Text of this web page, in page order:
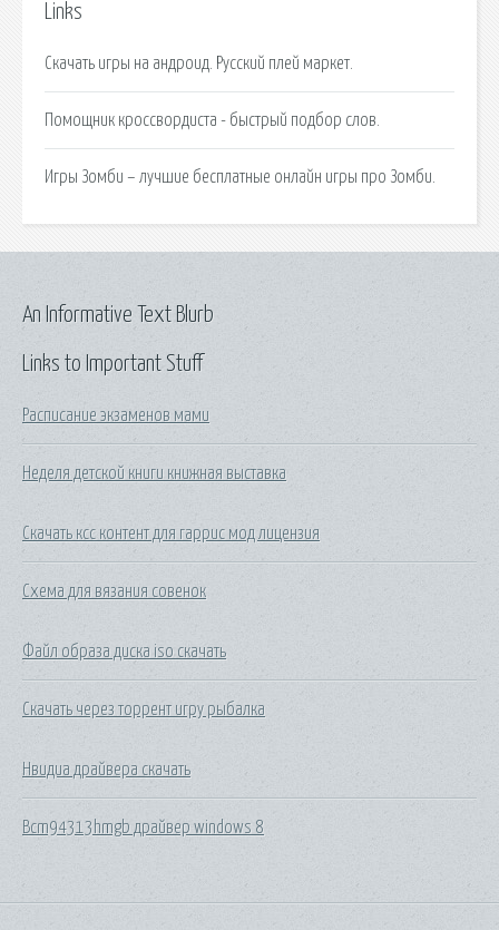
Links
Скачать игры на андроид. Русский плей маркет.
Помощник кроссвордиста - быстрый подбор слов.
Игры Зомби – лучшие бесплатные онлайн игры про Зомби.
Links to Important Stuff
Расписание экзаменов мами
Неделя детской книги книжная выставка
Скачать ксс контент для гаррис мод лицензия
Схема для вязания совенок
Файл образа диска iso скачать
Скачать через торрент игру рыбалка
Нвидиа драйвера скачать
Bcm94313hmgb драйвер windows 8
An Informative Text Blurb